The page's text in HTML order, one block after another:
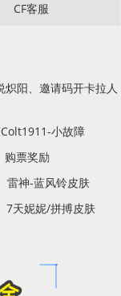
CF客服
炽阳、邀请码开卡拉人
小故障
购票奖励
雷神-蓝风铃皮肤
7天妮妮/拼搏皮肤